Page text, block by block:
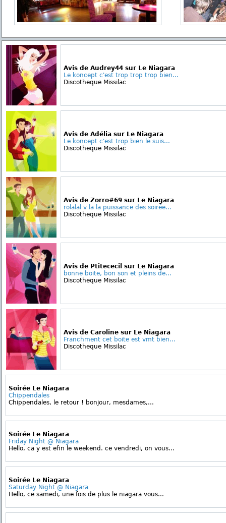
Avis de Audrey44 sur Le Niagara
Le koncept c'est trop trop trop bien...
Discotheque Missilac
Avis de Adélia sur Le Niagara
Le koncept c'est trop bien le suis...
Discotheque Missilac
Avis de Zorro#69 sur Le Niagara
rolalal v la la puissance des soirée...
Discotheque Missilac
Avis de Ptitececil sur Le Niagara
bonne boite, bon son et pleins de...
Discotheque Missilac
Avis de Caroline sur Le Niagara
Franchment cet boite est vmt bien...
Discotheque Missilac
Soirée Le Niagara
Chippendales
Chippendales, le retour ! bonjour, mesdames,...
Soirée Le Niagara
Friday Night @ Niagara
Hello, ca y est efin le weekend. ce vendredi, on vous...
Soirée Le Niagara
Saturday Night @ Niagara
Hello, ce samedi, une fois de plus le niagara vous...